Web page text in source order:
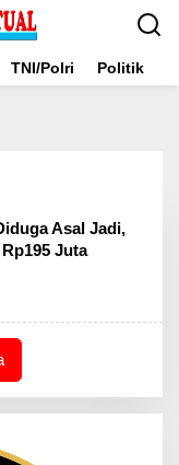
TNI/Polri Politik
Asal Jadi,
Juta